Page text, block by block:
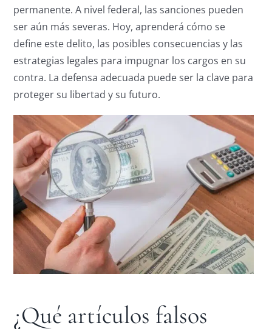
permanente. A nivel federal, las sanciones pueden
ser aún más severas. Hoy, aprenderá cómo se
define este delito, las posibles consecuencias y las
estrategias legales para impugnar los cargos en su
contra. La defensa adecuada puede ser la clave para
proteger su libertad y su futuro.
¿Qué artículos falsos